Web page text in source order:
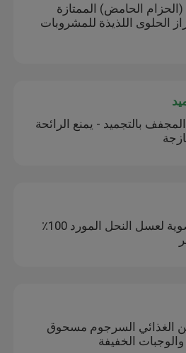
(الحزام الحامض) الممتازة
الحلوى اللذيذة للمشروبات
بالتجميد - يمنع الرائحة
بايسفو المنتجات العضوية لعسل النحل المورد 100٪
الغذائي السرجوم مسحوق
الخفيفة